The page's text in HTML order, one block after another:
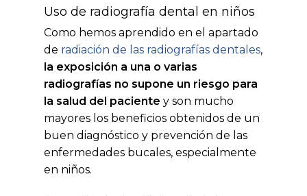
Uso de radiografía dental en niños
Como hemos aprendido en el apartado
de radiación de las radiografías dentales,
la exposición a una o varias
radiografías no supone un riesgo para
la salud del paciente y son mucho
mayores los beneficios obtenidos de un
buen diagnóstico y prevención de las
enfermedades bucales, especialmente
en niños.